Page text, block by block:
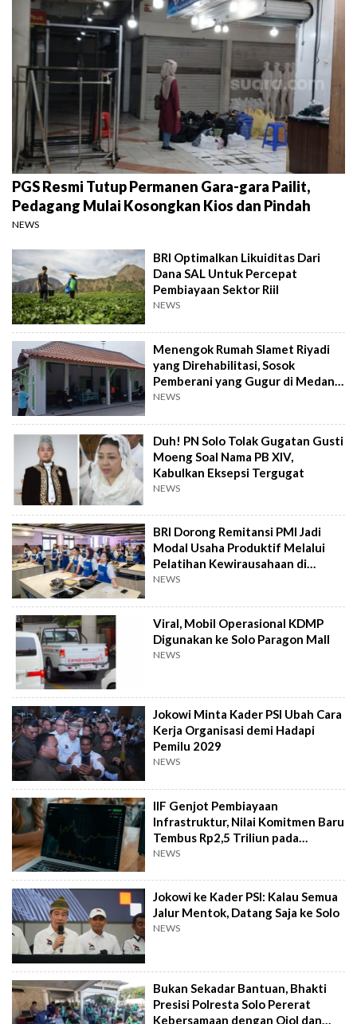
PGS Resmi Tutup Permanen Gara-gara Pailit,
Pedagang Mulai Kosongkan Kios dan Pindah
NEWS
BRI Optimalkan Likuiditas Dari
Dana SAL Untuk Percepat
Pembiayaan Sektor Riil
NEWS
Menengok Rumah Slamet Riyadi
yang Direhabilitasi, Sosok
Pemberani yang Gugur di Medan
Perang
NEWS
Duh! PN Solo Tolak Gugatan Gusti
Moeng Soal Nama PB XIV,
Kabulkan Eksepsi Tergugat
NEWS
BRI Dorong Remitansi PMI Jadi
Modal Usaha Produktif Melalui
Pelatihan Kewirausahaan di
Taiwan
NEWS
Viral, Mobil Operasional KDMP
Digunakan ke Solo Paragon Mall
NEWS
Jokowi Minta Kader PSI Ubah Cara
Kerja Organisasi demi Hadapi
Pemilu 2029
NEWS
IIF Genjot Pembiayaan
Infrastruktur, Nilai Komitmen Baru
Tembus Rp2,5 Triliun pada
Semester I 2026
NEWS
Jokowi ke Kader PSI: Kalau Semua
Jalur Mentok, Datang Saja ke Solo
NEWS
Bukan Sekadar Bantuan, Bhakti
Presisi Polresta Solo Pererat
Kebersamaan dengan Ojol dan